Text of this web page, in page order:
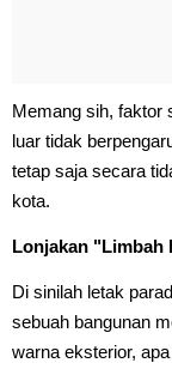
Memang sih, faktor
luar tidak
tetap saja secara
kota.
Lonjakan "Limbah
Di sinilah letak
sebuah bangunan
warna eksterior,